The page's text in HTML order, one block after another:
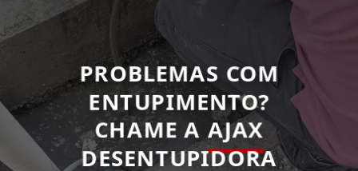
PROBLEMAS COM
ENTUPIMENTO?
CHAME A AJAX
DESENTUPIDORA